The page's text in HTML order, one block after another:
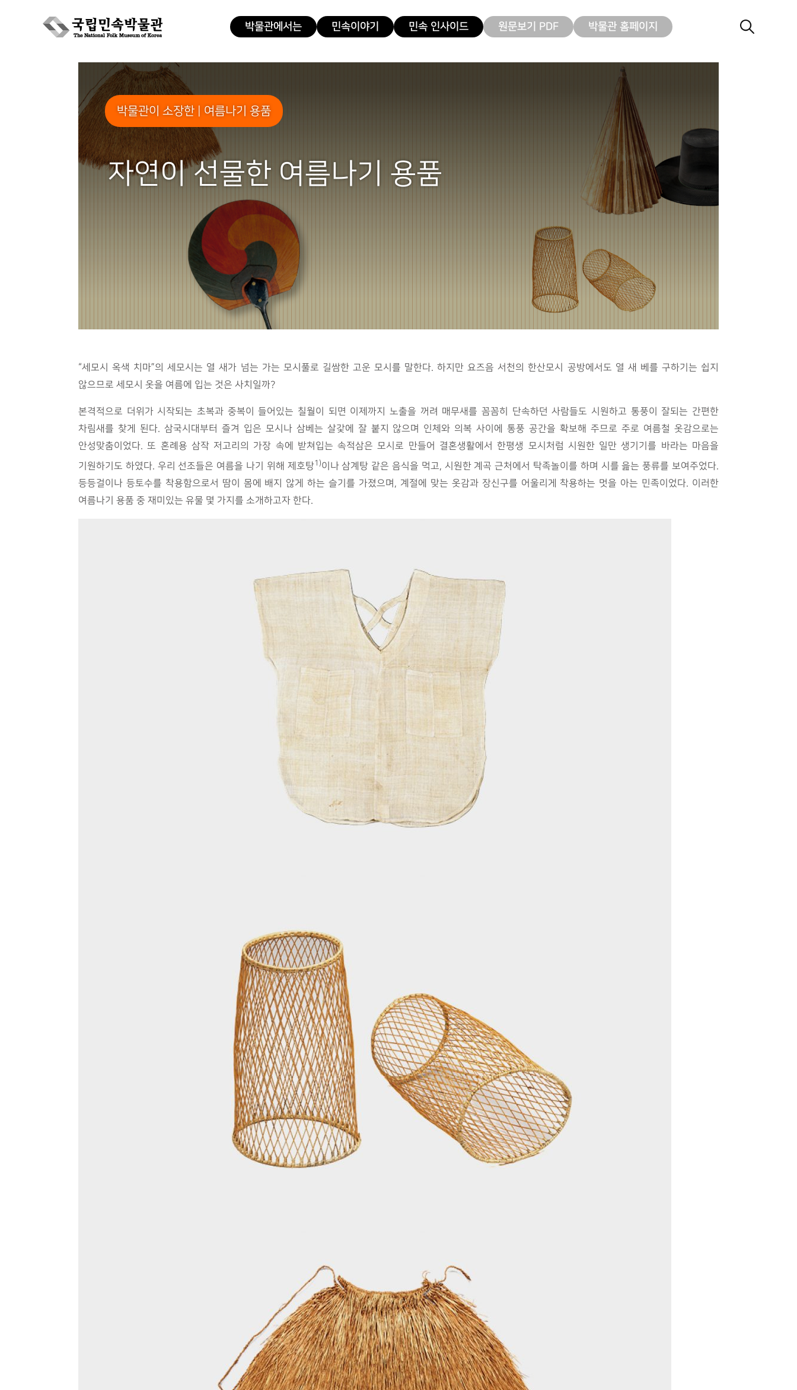
박물관에서는 민속이야기 민속 인사이드 원문보기 PDF 박물관 홈페이지
Skip
content
박물관이 소장한 | 여름나기 용품
자연이 선물한 여름나기 용품
“세모시 옥색 치마”의 세모시는 열 새가 넘는 가는 모시풀로 길쌈한 고운 모시를 말한다. 하지만 요즈음 서천의 한산모시 공방에서도 열 새 베를 구하기는 쉽지
않으므로 세모시 옷을 여름에 입는 것은 사치일까?
본격적으로 더위가 시작되는 초복과 중복이 들어있는 칠월이 되면 이제까지 노출을 꺼려 매무새를 꼼꼼히 단속하던 사람들도 시원하고 통풍이 잘되는 간편한
차림새를 찾게 된다. 삼국시대부터 즐겨 입은 모시나 삼베는 살갗에 잘 붙지 않으며 인체와 의복 사이에 통풍 공간을 확보해 주므로 주로 여름철 옷감으로는
안성맞춤이었다. 또 혼례용 삼작 저고리의 가장 속에 받쳐입는 속적삼은 모시로 만들어 결혼생활에서 한평생 모시처럼 시원한 일만 생기기를 바라는 마음을
기원하기도 하였다. 우리 선조들은 여름을 나기 위해 제호탕1)이나 삼계탕 같은 음식을 먹고, 시원한 계곡 근처에서 탁족놀이를 하며 시를 읊는 풍류를 보여주었다.
등등걸이나 등토수를 착용함으로서 땀이 몸에 배지 않게 하는 슬기를 가졌으며, 계절에 맞는 옷감과 장신구를 어울리게 착용하는 멋을 아는 민족이었다. 이러한
여름나기 용품 중 재미있는 유물 몇 가지를 소개하고자 한다.